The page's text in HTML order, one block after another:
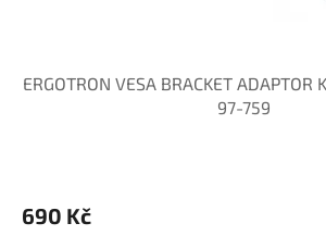
ERGOTRON VESA BRACKET
97-759
690 Kč